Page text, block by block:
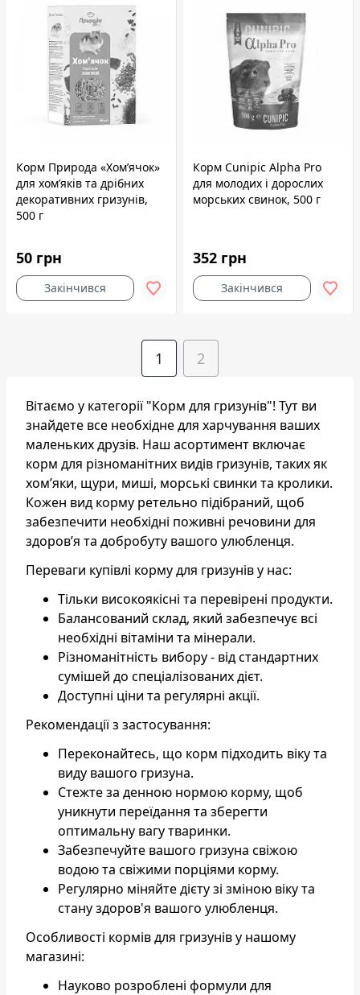
Корм Природа «Хом’ячок»
для хом’яків та дрібних
декоративних гризунів,
500 г
50 грн
Закінчився
Корм Cunipic Alpha Pro
для молодих і дорослих
морських свинок, 500 г
352 грн
Закінчився
1 2
Вітаємо у категорії "Корм для гризунів"! Тут ви
знайдете все необхідне для харчування ваших
маленьких друзів. Наш асортимент включає
корм для різноманітних видів гризунів, таких як
хом’яки, щури, миші, морські свинки та кролики.
Кожен вид корму ретельно підібраний, щоб
забезпечити необхідні поживні речовини для
здоров’я та добробуту вашого улюбленця.
Переваги купівлі корму для гризунів у нас:
Тільки високоякісні та перевірені продукти.
Балансований склад, який забезпечує всі
необхідні вітаміни та мінерали.
Різноманітність вибору - від стандартних
сумішей до спеціалізованих дієт.
Доступні ціни та регулярні акції.
Рекомендації з застосування:
Переконайтесь, що корм підходить віку та
виду вашого гризуна.
Стежте за денною нормою корму, щоб
уникнути переїдання та зберегти
оптимальну вагу тваринки.
Забезпечуйте вашого гризуна свіжою
водою та свіжими порціями корму.
Регулярно міняйте дієту зі зміною віку та
стану здоров'я вашого улюбленця.
Особливості кормів для гризунів у нашому
магазині:
Науково розроблені формули для